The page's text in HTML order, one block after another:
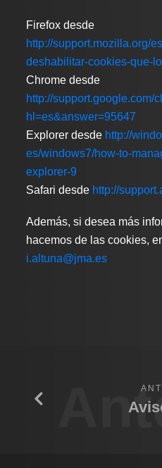
Firefox desde
http://support.mozilla.org/
deshabilitar-cookies-que-
Chrome desde
http://support.google.com/
hl=es&answer=95647
Explorer desde http://
es/windows7/how-to-
explorer-9
Safari desde http://
Además, si desea más
hacemos de las cookies,
i.altuna@jma.es